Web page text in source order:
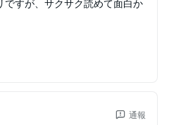
すが、サクサク読めて面白か
通報